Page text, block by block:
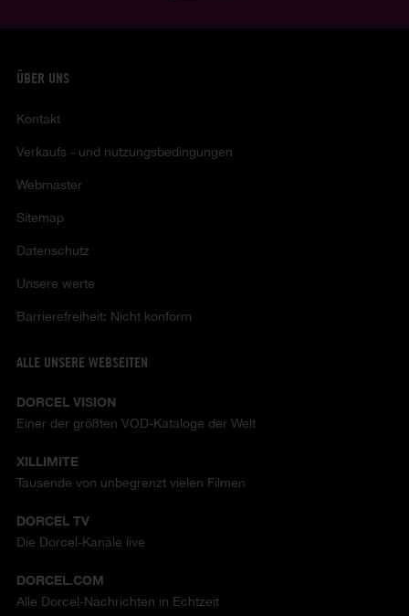
ÜBER UNS
Kontakt
Verkaufs - und nutzungsbedingungen
Webmaster
Sitemap
Datenschutz
Unsere werte
Barrierefreiheit: Nicht konform
ALLE UNSERE WEBSEITEN
DORCEL VISION
Einer der größten VOD-Kataloge der Welt
XILLIMITE
Tausende von unbegrenzt vielen Filmen
DORCEL TV
Die Dorcel-Kanäle live
DORCEL.COM
Alle Dorcel-Nachrichten in Echtzeit